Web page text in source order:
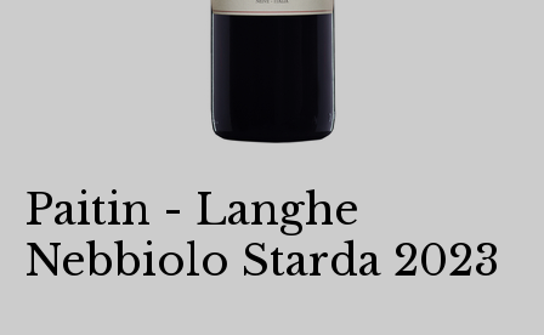
Paitin - Langhe
Nebbiolo Starda 2023